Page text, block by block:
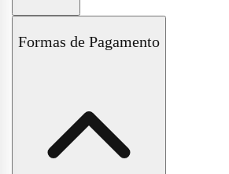
Políticas de Trocas e Devoluções
Formas de Pagamento